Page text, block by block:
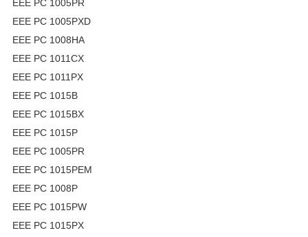
EEE PC 1005PR
EEE PC 1005PXD
EEE PC 1008HA
EEE PC 1011CX
EEE PC 1011PX
EEE PC 1015B
EEE PC 1015BX
EEE PC 1015P
EEE PC 1005PR
EEE PC 1015PEM
EEE PC 1008P
EEE PC 1015PW
EEE PC 1015PX